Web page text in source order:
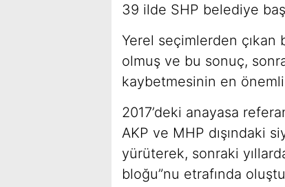
39 ilde SHP belediye
Yerel seçimlerden çıkan
olmuş ve bu sonuç,
kaybetmesinin en
2017’deki anayasa
AKP ve MHP dışındaki
yürüterek, sonraki
bloğu”nu etrafında